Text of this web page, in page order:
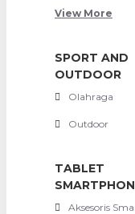
View More
SPORT AND
OUTDOOR
Olahraga
Outdoor
TABLET
Aksesoris